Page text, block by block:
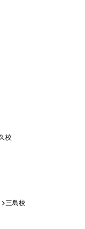
校
三島校